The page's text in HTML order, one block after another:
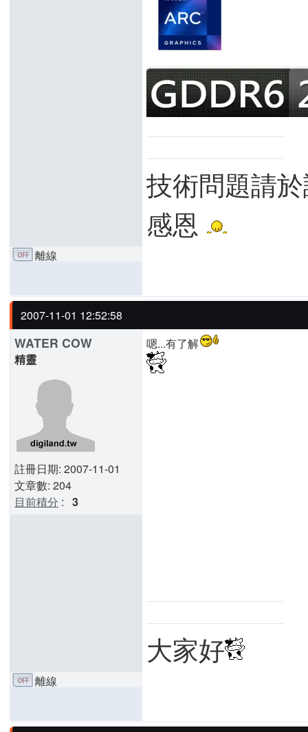
技術問題請
感恩
離線
2007-11-01 12:52:58
WATER COW
精靈
註冊日期: 2007-11-01
文章數: 204
目前積分 : 3
嗯...有了解
大家好
離線